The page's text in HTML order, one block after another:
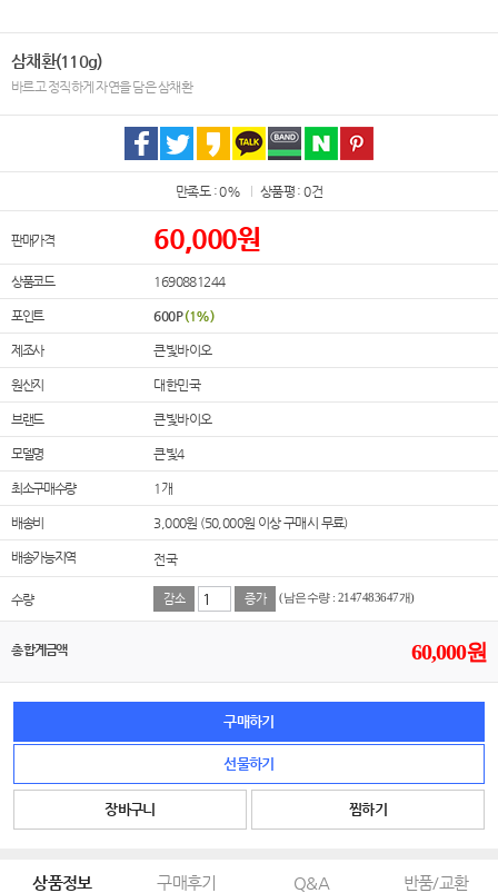
삼채환(110g)
바르고 정직하게 자연을 담은 삼채환
만족도 : 0% 상품평 : 0건
판매가격 60,000원
상품코드 1690881244
포인트 600P(1%)
제조사 큰빛바이오
원산지 대한민국
브랜드 큰빛바이오
모델명 큰빛4
최소구매수량 1개
배송비 3,000원 (50,000원 이상 구매시 무료)
배송가능지역 전국
수량 감소 증가 (남은수량 : 2147483647개)
총 합계금액 60,000원
구매하기
선물하기
장바구니 찜하기
상품정보 구매후기 Q&A 반품/교환